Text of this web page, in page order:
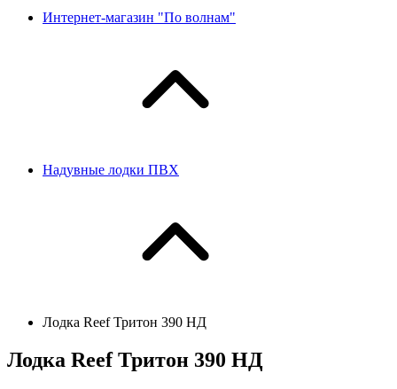
Интернет-магазин "По волнам"
Надувные лодки ПВХ
Лодка Reef Тритон 390 НД
Лодка Reef Тритон 390 НД